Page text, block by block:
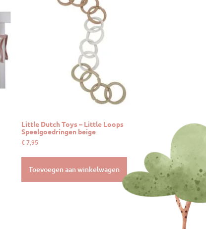
Little Dutch Toys – Little Loops
Speelgoedringen beige
€ 7,95
Toevoegen aan winkelwagen